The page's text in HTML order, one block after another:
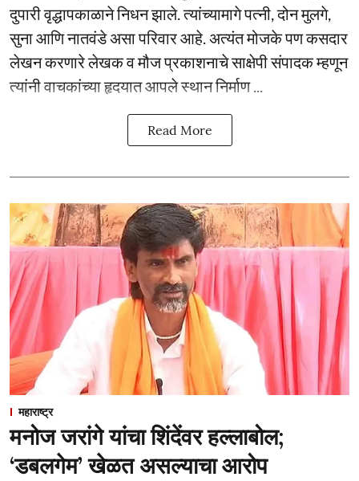
दुपारी वृद्धापकाळाने निधन झाले. त्यांच्यामागे पत्नी, दोन मुलगे,
सुना आणि नातवंडे असा परिवार आहे. अत्यंत मोजके पण कसदार
लेखन करणारे लेखक व मौज प्रकाशनाचे साक्षेपी संपादक म्हणून
त्यांनी वाचकांच्या हृदयात आपले स्थान निर्माण ...
Read More
महाराष्ट्र
मनोज जरांगे यांचा शिंदेंवर हल्लाबोल;
‘डबलगेम’ खेळत असल्याचा आरोप